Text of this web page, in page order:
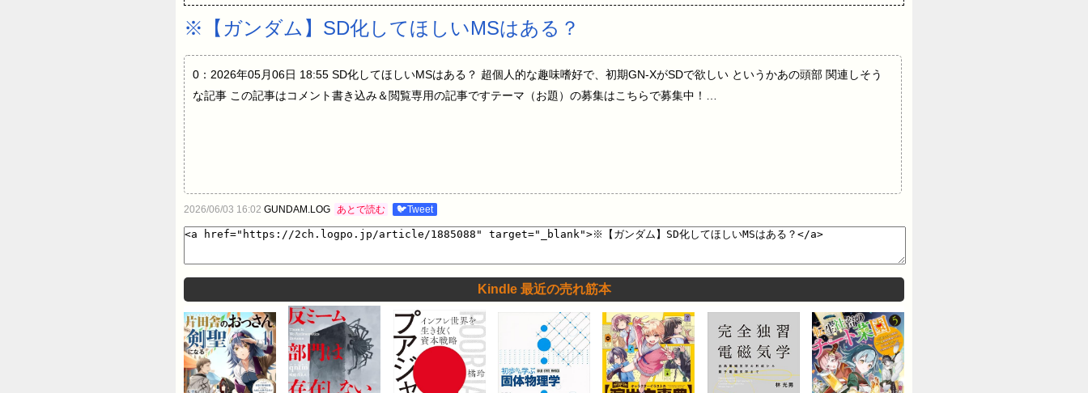
※【ガンダム】SD化してほしいMSはある？
0：2026年05月06日 18:55 SD化してほしいMSはある？ 超個人的な趣味嗜好で、初期GN-XがSDで欲しい というかあの頭部 関連しそう
な記事 この記事はコメント書き込み＆閲覧専用の記事ですテーマ（お題）の募集はこちらで募集中！…
2026/06/03 16:02 GUNDAM.LOG あとで読む 🐦Tweet
Kindle 最近の売れ筋本